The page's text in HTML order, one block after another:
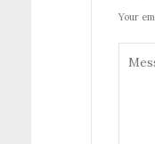
Your